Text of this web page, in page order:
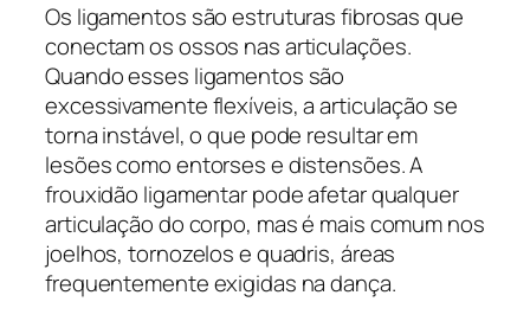
Os ligamentos são estruturas fibrosas que
conectam os ossos nas articulações.
Quando esses ligamentos são
excessivamente flexíveis, a articulação se
torna instável, o que pode resultar em
lesões como entorses e distensões. A
frouxidão ligamentar pode afetar qualquer
articulação do corpo, mas é mais comum nos
joelhos, tornozelos e quadris, áreas
frequentemente exigidas na dança.